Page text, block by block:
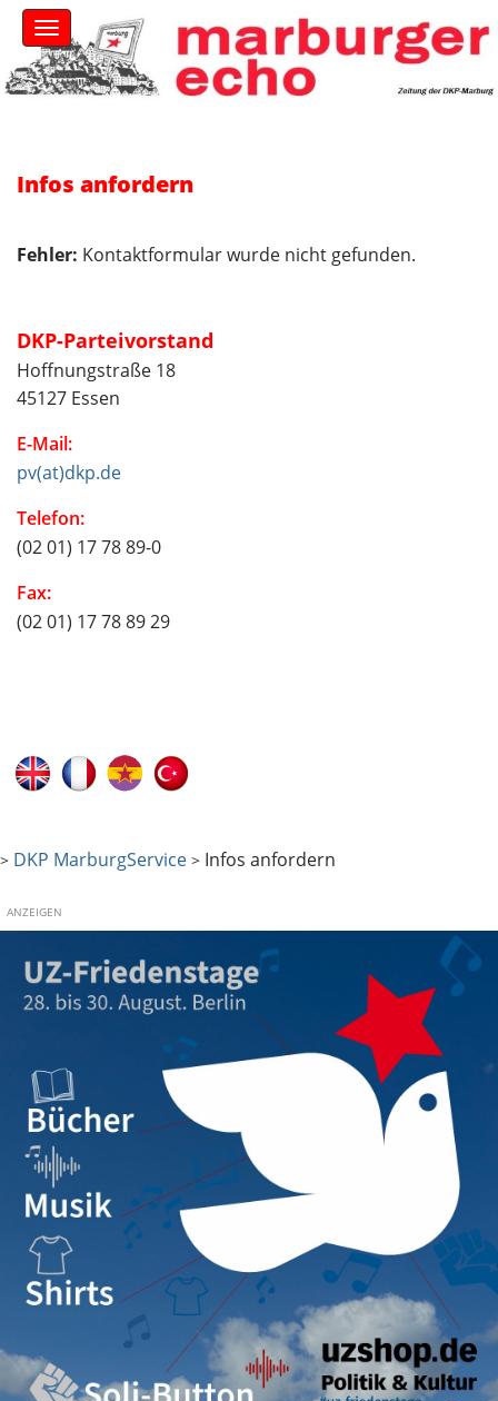
M
a
i
n
k
i
p
e
Infos anfordern
Fehler: Kontaktformular wurde nicht gefunden.
DKP-Parteivorstand
Hoffnungstraße 18
45127 Essen
E-Mail:
pv(at)dkp.de
Telefon:
(02 01) 17 78 89-0
Fax:
(02 01) 17 78 89 29
> DKP MarburgService > Infos anfordern
ANZEIGEN